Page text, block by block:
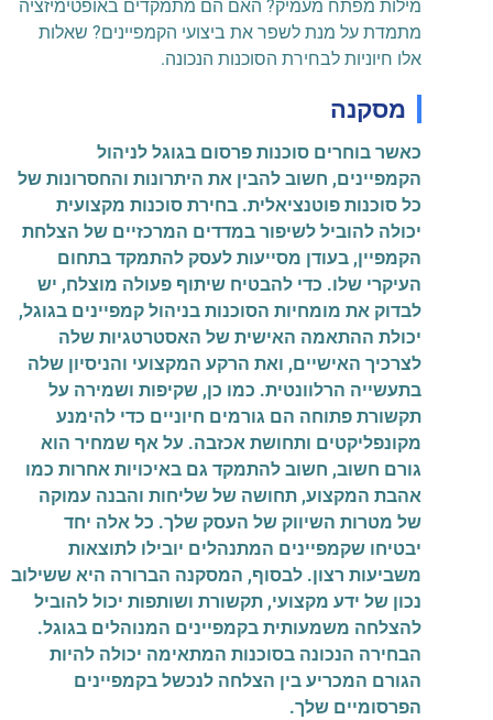
מילות מפתח מעמיק? האם הם מתמקדים באופטימיזציה
מתמדת על מנת לשפר את ביצועי הקמפיינים? שאלות
אלו חיוניות לבחירת הסוכנות הנכונה.
מסקנה
כאשר בוחרים סוכנות פרסום בגוגל לניהול
הקמפיינים, חשוב להבין את היתרונות והחסרונות של
כל סוכנות פוטנציאלית. בחירת סוכנות מקצועית
יכולה להוביל לשיפור במדדים המרכזיים של הצלחת
הקמפיין, בעודן מסייעות לעסק להתמקד בתחום
העיקרי שלו. כדי להבטיח שיתוף פעולה מוצלח, יש
לבדוק את מומחיות הסוכנות בניהול קמפיינים בגוגל,
יכולת ההתאמה האישית של האסטרטגיות שלה
לצרכיך האישיים, ואת הרקע המקצועי והניסיון שלה
בתעשייה הרלוונטית. כמו כן, שקיפות ושמירה על
תקשורת פתוחה הם גורמים חיוניים כדי להימנע
מקונפליקטים ותחושת אכזבה. על אף שמחיר הוא
גורם חשוב, חשוב להתמקד גם באיכויות אחרות כמו
אהבת המקצוע, תחושה של שליחות והבנה עמוקה
של מטרות השיווק של העסק שלך. כל אלה יחד
יבטיחו שקמפיינים המתנהלים יובילו לתוצאות
משביעות רצון. לבסוף, המסקנה הברורה היא ששילוב
נכון של ידע מקצועי, תקשורת ושותפות יכול להוביל
להצלחה משמעותית בקמפיינים המנוהלים בגוגל.
הבחירה הנכונה בסוכנות המתאימה יכולה להיות
הגורם המכריע בין הצלחה לנכשל בקמפיינים
הפרסומיים שלך.